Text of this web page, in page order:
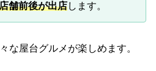
舗前後が出店します。
な屋台グルメが楽しめます。